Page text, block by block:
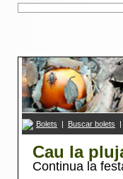
Bolets | Buscar bolets |
Cau la
Continua la